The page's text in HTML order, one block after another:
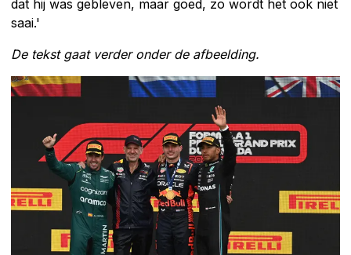
dat hij was gebleven, maar goed, zo wordt het ook niet
saai.'
De tekst gaat verder onder de afbeelding.